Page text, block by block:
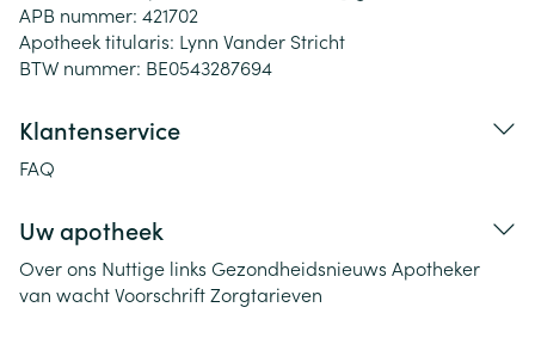
APB nummer: 421702
Apotheek titularis: Lynn Vander Stricht
BTW nummer: BE0543287694
Klantenservice
FAQ
Uw apotheek
Over ons Nuttige links Gezondheidsnieuws Apotheker
van wachtVoorschriftZorgtarieven